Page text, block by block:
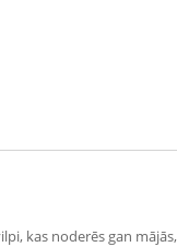
kas noderēs gan